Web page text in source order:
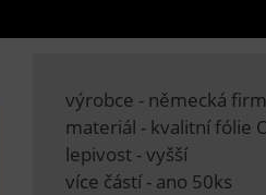
výrobce - německá
materiál - kvalitní fólie
lepivost - vyšší
více částí - ano 50ks